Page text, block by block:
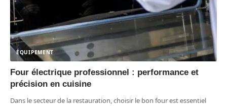
ÉQUIPEMENT
Four électrique professionnel : performance et
précision en cuisine
Dans le secteur de la restauration, choisir le bon four est essentiel